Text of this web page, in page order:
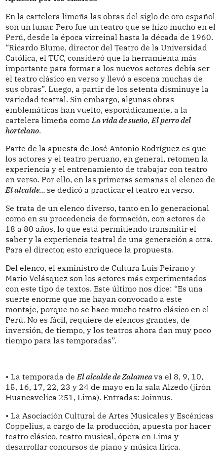
En la cartelera limeña las obras del siglo de oro español
son un lunar. Pero fue un teatro que se hizo mucho en el
Perú, desde la época virreinal hasta la década de 1960.
“Ricardo Blume, director del Teatro de la Universidad
Católica, el TUC, consideró que la herramienta más
importante para formar a los nuevos actores debía ser
el teatro clásico en verso y llevó a escena muchas de
sus obras”. Luego, a partir de los setenta disminuye la
variedad teatral. Sin embargo, algunas obras
emblemáticas han vuelto, esporádicamente, a la
cartelera limeña como La vida de sueño, El perro del
hortelano.
Parte de la apuesta de José Antonio Rodríguez es que
los actores y el teatro peruano, en general, retomen la
experiencia y el entrenamiento de trabajar con teatro
en verso. Por ello, en las primeras semanas el elenco de
El alcalde… se dedicó a practicar el teatro en verso.
Se trata de un elenco diverso, tanto en lo generacional
como en su procedencia de formación, con actores de
18 a 80 años, lo que está permitiendo transmitir el
saber y la experiencia teatral de una generación a otra.
Para el director, esto enriquece la propuesta.
Del elenco, el exministro de Cultura Luis Peirano y
Mario Velásquez son los actores más experimentados
con este tipo de textos. Este último nos dice: “Es una
suerte enorme que me hayan convocado a este
montaje, porque no se hace mucho teatro clásico en el
Perú. No es fácil, requiere de elencos grandes, de
inversión, de tiempo, y los teatros ahora dan muy poco
tiempo para las temporadas”.
• La temporada deEl alcalde de Zalameava el 8, 9, 10,
15, 16, 17, 22, 23 y 24 de mayo en la sala Alzedo (jirón
Huancavelica 251, Lima). Entradas: Joinnus.
• La Asociación Cultural de Artes Musicales y Escénicas
Coppelius, a cargo de la producción, apuesta por hacer
teatro clásico, teatro musical, ópera en Lima y
desarrollar concursos de piano y música lírica.